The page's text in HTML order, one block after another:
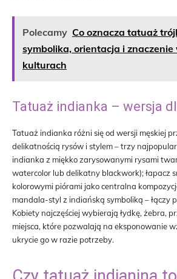
Polecamy Co oznacza tatuaż
symbolika, orientacja i znaczenie
kulturach
Tatuaż indianka – wersja
Tatuaż indianka różni się od wersji męskiej
delikatnością rysów i stylem – trzy
indianka z miękko zarysowanymi rysami
watercolor lub delikatny blackwork); łapacz
kolorowymi piórami jako centralna
mandala-styl z indiańską symboliką – łączy
Kobiety najczęściej wybierają łydkę, żebra,
miejsca, które pozwalają na eksponowanie
ukrycie go w razie potrzeby.